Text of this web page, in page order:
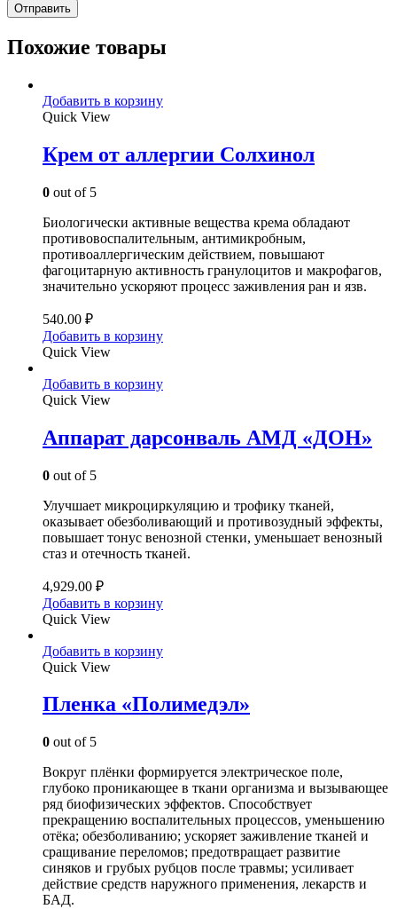
Похожие товары
Добавить в корзину
Quick View
Крем от аллергии Солхинол
0 out of 5
Биологически активные вещества крема обладают
противовоспалительным, антимикробным,
противоаллергическим действием, повышают
фагоцитарную активность гранулоцитов и макрофагов,
значительно ускоряют процесс заживления ран и язв.
540.00 ₽
Добавить в корзину
Quick View
Добавить в корзину
Quick View
Аппарат дарсонваль АМД «ДОН»
0 out of 5
Улучшает микроциркуляцию и трофику тканей,
оказывает обезболивающий и противозудный эффекты,
повышает тонус венозной стенки, уменьшает венозный
стаз и отечность тканей.
4,929.00 ₽
Добавить в корзину
Quick View
Добавить в корзину
Quick View
Пленка «Полимедэл»
0 out of 5
Вокруг плёнки формируется электрическое поле,
глубоко проникающее в ткани организма и вызывающее
ряд биофизических эффектов. Способствует
прекращению воспалительных процессов, уменьшению
отёка; обезболиванию; ускоряет заживление тканей и
сращивание переломов; предотвращает развитие
синяков и грубых рубцов после травмы; усиливает
действие средств наружного применения, лекарств и
БАД.